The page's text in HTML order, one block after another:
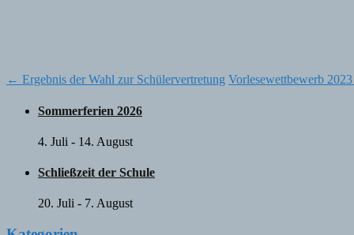
Post
navigation
← Ergebnis der Wahl zur Schülervertretung Vorlesewettbewerb
Sommerferien 2026
4. Juli - 14. August
Schließzeit der Schule
20. Juli - 7. August